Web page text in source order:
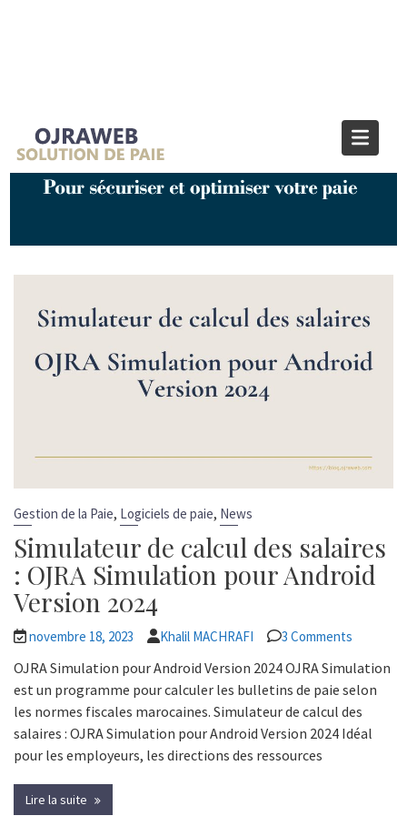
salaire brut en net
Gestion de la Paie, Logiciels de paie, News
Simulateur de calcul des salaires
: OJRA Simulation pour Android
Version 2024
novembre 18, 2023 Khalil MACHRAFI 3 Comments
OJRA Simulation pour Android Version 2024 OJRA Simulation
est un programme pour calculer les bulletins de paie selon
les normes fiscales marocaines. Simulateur de calcul des
salaires : OJRA Simulation pour Android Version 2024 Idéal
pour les employeurs, les directions des ressources
Lire la suite